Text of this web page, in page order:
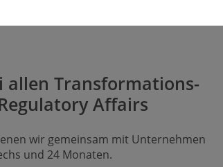
allen Transfor­mations­
Affairs
wir gemein­sam mit Unternehmen
und 24 Monaten.